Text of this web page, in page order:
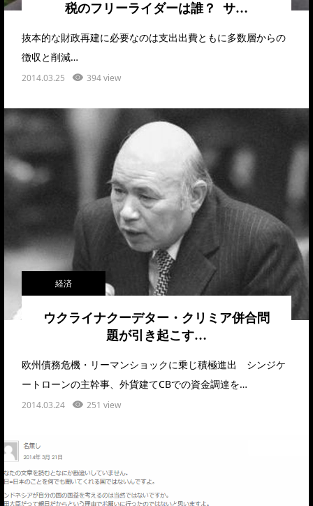
税のフリーライダーは誰？ サ…
抜本的な財政再建に必要なのは支出出費ともに多数層からの
徴収と削減…
2014.03.25 394 view
経済
ウクライナクーデター・クリミア併合問
題が引き起こす…
欧州債務危機・リーマンショックに乗じ積極進出 シンジケ
ートローンの主幹事、外貨建てCBでの資金調達を…
2014.03.24 251 view